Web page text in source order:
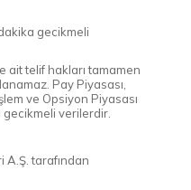
gecikmeli
ait telif hakları tamamen
Pay Piyasası,
ve Opsiyon Piyasası
gecikmeli verilerdir.
A.Ş. tarafından